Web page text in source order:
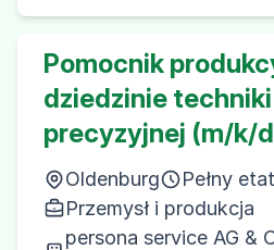
Pomocnik
dziedzinie techniki
precyzyjnej (m/k/
Oldenburg
Pełny etat
Przemysł i produkcja
persona service AG &